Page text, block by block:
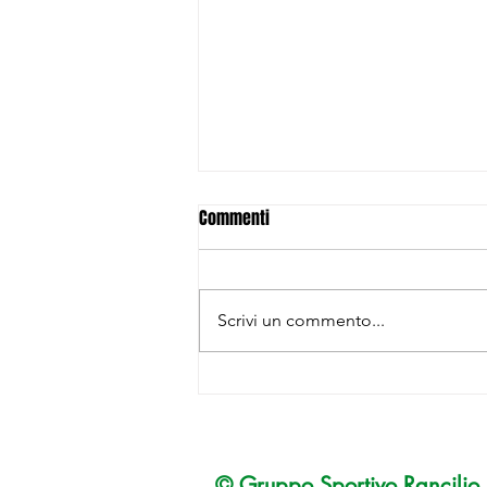
Commenti
Scrivi un commento...